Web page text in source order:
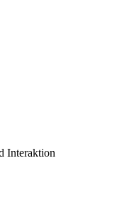
Interaktion